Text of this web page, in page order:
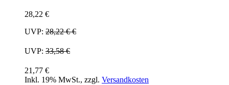
28,22 €
UVP: 28,22 €€
UVP: 33,58 €
21,77 €
Inkl. 19% MwSt., zzgl. Versandkosten